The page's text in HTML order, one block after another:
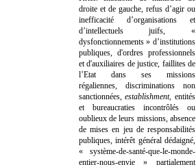
droite et de gauche, refus d’agir ou
inefficacité d’organisations et
d’intellectuels juifs, «
dysfonctionnements » d’institutions
publiques, d'ordres professionnels
et d'auxiliaires de justice, faillites de
l’Etat dans ses missions
régaliennes, discriminations non
sanctionnées,establishment, entités
et bureaucraties incontrôlés ou
oublieux de leurs missions, absence
de mises en jeu de responsabilités
publiques, intérêt général dédaigné,
« système-de-santé-que-le-monde-
entier-nous-envie » partialement